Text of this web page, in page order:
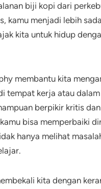
biji kopi dari
kamu menjadi lebih
kita untuk hidup
membantu kita
tempat kerja atau
berpikir kritis
bisa memperbaiki
hanya melihat
kita dengan